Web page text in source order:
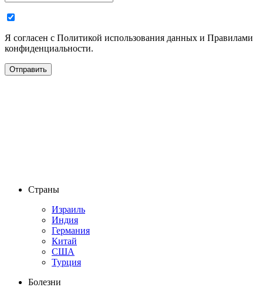
Я согласен с Политикой использования данных и Правилами
конфиденциальности.
Страны
Израиль
Индия
Германия
Китай
США
Турция
Болезни